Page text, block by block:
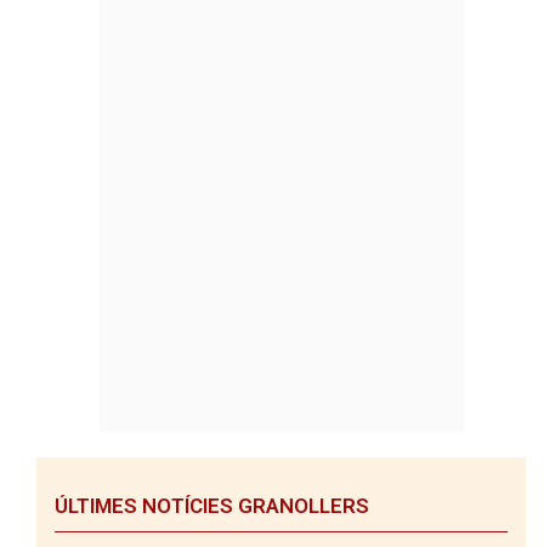
ÚLTIMES NOTÍCIES GRANOLLERS